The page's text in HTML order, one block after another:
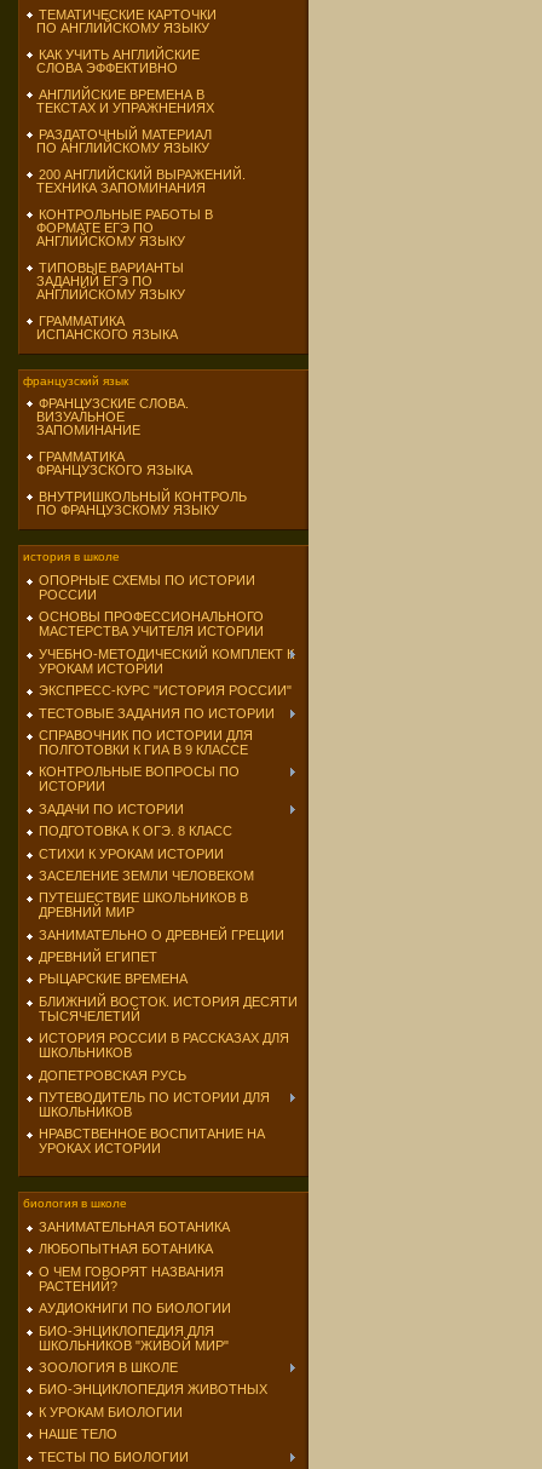
ТЕМАТИЧЕСКИЕ КАРТОЧКИ
ПО АНГЛИЙСКОМУ ЯЗЫКУ
КАК УЧИТЬ АНГЛИЙСКИЕ
СЛОВА ЭФФЕКТИВНО
АНГЛИЙСКИЕ ВРЕМЕНА В
ТЕКСТАХ И УПРАЖНЕНИЯХ
РАЗДАТОЧНЫЙ МАТЕРИАЛ
ПО АНГЛИЙСКОМУ ЯЗЫКУ
200 АНГЛИЙСКИЙ ВЫРАЖЕНИЙ.
ТЕХНИКА ЗАПОМИНАНИЯ
КОНТРОЛЬНЫЕ РАБОТЫ В
ФОРМАТЕ ЕГЭ ПО
АНГЛИЙСКОМУ ЯЗЫКУ
ТИПОВЫЕ ВАРИАНТЫ
ЗАДАНИЙ ЕГЭ ПО
АНГЛИЙСКОМУ ЯЗЫКУ
ГРАММАТИКА
ИСПАНСКОГО ЯЗЫКА
французский язык
ФРАНЦУЗСКИЕ СЛОВА.
ВИЗУАЛЬНОЕ
ЗАПОМИНАНИЕ
ГРАММАТИКА
ФРАНЦУЗСКОГО ЯЗЫКА
ВНУТРИШКОЛЬНЫЙ КОНТРОЛЬ
ПО ФРАНЦУЗСКОМУ ЯЗЫКУ
история в школе
ОПОРНЫЕ СХЕМЫ ПО ИСТОРИИ
РОССИИ
ОСНОВЫ ПРОФЕССИОНАЛЬНОГО
МАСТЕРСТВА УЧИТЕЛЯ ИСТОРИИ
УЧЕБНО-МЕТОДИЧЕСКИЙ КОМПЛЕКТ К
УРОКАМ ИСТОРИИ
ЭКСПРЕСС-КУРС "ИСТОРИЯ РОССИИ"
ТЕСТОВЫЕ ЗАДАНИЯ ПО ИСТОРИИ
СПРАВОЧНИК ПО ИСТОРИИ ДЛЯ
ПОЛГОТОВКИ К ГИА В 9 КЛАССЕ
КОНТРОЛЬНЫЕ ВОПРОСЫ ПО
ИСТОРИИ
ЗАДАЧИ ПО ИСТОРИИ
ПОДГОТОВКА К ОГЭ. 8 КЛАСС
СТИХИ К УРОКАМ ИСТОРИИ
ЗАСЕЛЕНИЕ ЗЕМЛИ ЧЕЛОВЕКОМ
ПУТЕШЕСТВИЕ ШКОЛЬНИКОВ В
ДРЕВНИЙ МИР
ЗАНИМАТЕЛЬНО О ДРЕВНЕЙ ГРЕЦИИ
ДРЕВНИЙ ЕГИПЕТ
РЫЦАРСКИЕ ВРЕМЕНА
БЛИЖНИЙ ВОСТОК. ИСТОРИЯ ДЕСЯТИ
ТЫСЯЧЕЛЕТИЙ
ИСТОРИЯ РОССИИ В РАССКАЗАХ ДЛЯ
ШКОЛЬНИКОВ
ДОПЕТРОВСКАЯ РУСЬ
ПУТЕВОДИТЕЛЬ ПО ИСТОРИИ ДЛЯ
ШКОЛЬНИКОВ
НРАВСТВЕННОЕ ВОСПИТАНИЕ НА
УРОКАХ ИСТОРИИ
биология в школе
ЗАНИМАТЕЛЬНАЯ БОТАНИКА
ЛЮБОПЫТНАЯ БОТАНИКА
О ЧЕМ ГОВОРЯТ НАЗВАНИЯ
РАСТЕНИЙ?
АУДИОКНИГИ ПО БИОЛОГИИ
БИО-ЭНЦИКЛОПЕДИЯ ДЛЯ
ШКОЛЬНИКОВ "ЖИВОЙ МИР"
ЗООЛОГИЯ В ШКОЛЕ
БИО-ЭНЦИКЛОПЕДИЯ ЖИВОТНЫХ
К УРОКАМ БИОЛОГИИ
НАШЕ ТЕЛО
ТЕСТЫ ПО БИОЛОГИИ